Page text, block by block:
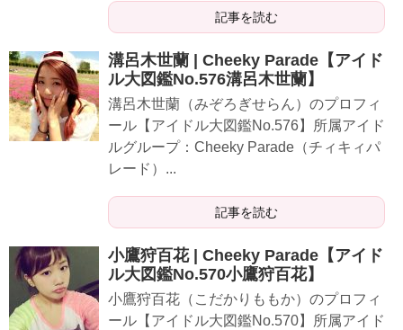
記事を読む
溝呂木世蘭 | Cheeky Parade【アイド
ル大図鑑No.576溝呂木世蘭】
溝呂木世蘭（みぞろぎせらん）のプロフィ
ール【アイドル大図鑑No.576】所属アイド
ルグループ：Cheeky Parade（チィキィパ
レード）...
記事を読む
小鷹狩百花 | Cheeky Parade【アイド
ル大図鑑No.570小鷹狩百花】
小鷹狩百花（こだかりももか）のプロフィ
ール【アイドル大図鑑No.570】所属アイド